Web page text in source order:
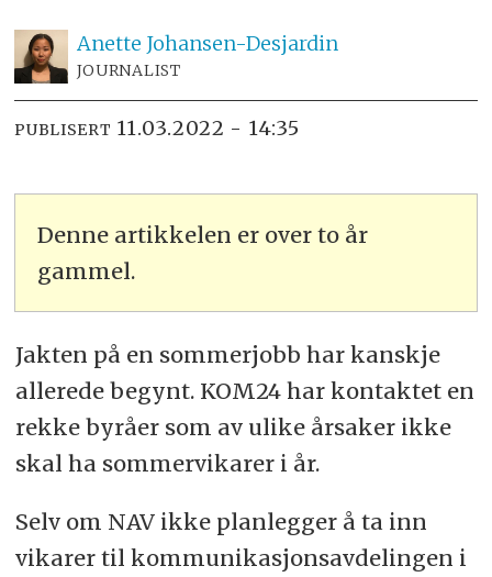
Anette Johansen-Desjardin
JOURNALIST
PUBLISERT 11.03.2022 - 14:35
Denne artikkelen er over to år
gammel.
Jakten på en sommerjobb har kanskje
allerede begynt. KOM24 har kontaktet en
rekke byråer som av ulike årsaker ikke
skal ha sommervikarer i år.
Selv om NAV ikke planlegger å ta inn
vikarer til kommunikasjonsavdelingen i